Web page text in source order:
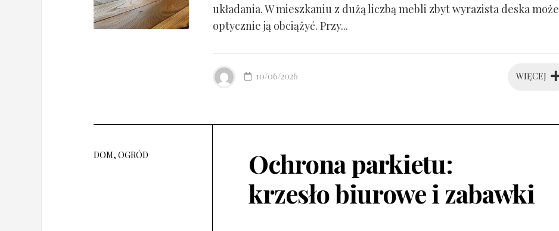
układania. W mieszkaniu z dużą liczbą mebli zbyt wyrazista deska może
optycznie ją obciążyć. Przy...
WIĘCEJ
10/06/2026
DOM, OGRÓD
Ochrona parkietu:
krzesło biurowe i zabawki